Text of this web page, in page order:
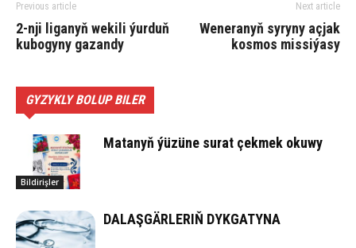
Previous article
2-nji liganyň wekili ýurduň
kubogyny gazandy
Next article
Weneranyň syryny açjak
kosmos missiýasy
GYZYKLY BOLUP BILER
Bildirişler
Matanyň ýüzüne surat çekmek okuwy
DALAŞGÄRLERIŇ DYKGATYNA